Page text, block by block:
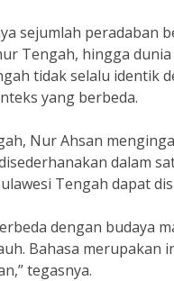
sejumlah peradaban
Tengah, hingga
tidak selalu identik
yang berbeda.
Nur Ahsan
dalam
Tengah dapat
dengan budaya
Bahasa
tegasnya.